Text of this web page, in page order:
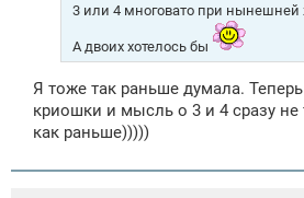
3 или 4 многовато при
А двоих хотелось бы
Я тоже так раньше думала.
криошки и мысль о 3 и 4 сразу не
как раньше)))))